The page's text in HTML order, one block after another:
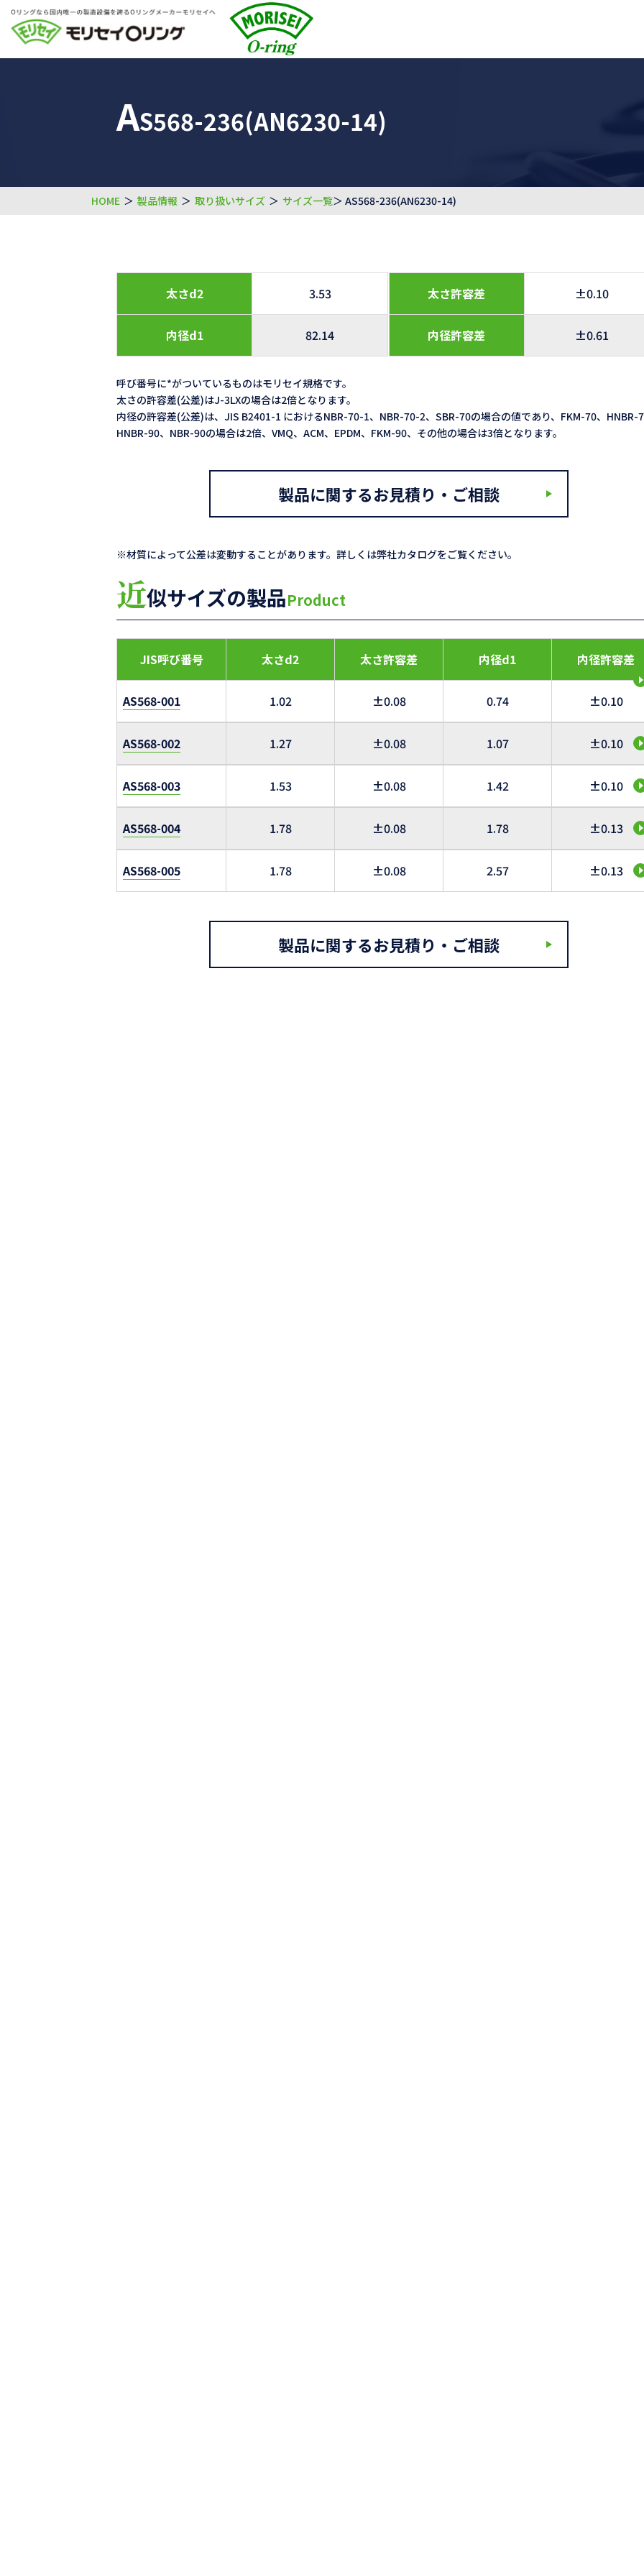
AS568-236(AN6230-14)
HOME ＞ 製品情報 ＞ 取り扱いサイズ ＞ サイズ一覧＞ AS568-236(AN6230-14)
太さd2 3.53
内径d1 82.14
太さ許容差 ±0.10
内径許容差 ±0.61
呼び番号に*がついているものはモリセイ規格です。
太さの許容差(公差)はJ-3LXの場合は2倍となります。
内径の許容差(公差)は、JIS B2401-1 におけるNBR-70-1、NBR-70-2、SBR-70の場合の値であり、FKM-70、HNBR-
HNBR-90、NBR-90の場合は2倍、VMQ、ACM、EPDM、FKM-90、その他の場合は3倍となります。
製品に関するお見積り・ご相談
※材質によって公差は変動することがあります。詳しくは弊社カタログをご覧ください。
近似サイズの製品Product
JIS呼び番号 太さd2 太さ許容差 内径d1 内径許容差
AS568-001 1.02 ±0.08 0.74 ±0.10
AS568-002 1.27 ±0.08 1.07 ±0.10
AS568-003 1.53 ±0.08 1.42 ±0.10
AS568-004 1.78 ±0.08 1.78 ±0.13
AS568-005 1.78 ±0.08 2.57 ±0.13
製品に関するお見積り・ご相談